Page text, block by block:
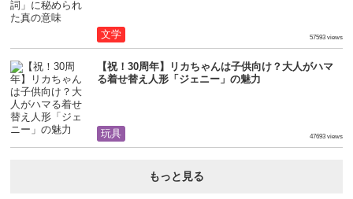
文学 57593 views
【祝！30周年】リカちゃんは子供向け？大人がハマ
る着せ替え人形「ジェニー」の魅力
玩具 47693 views
もっと見る